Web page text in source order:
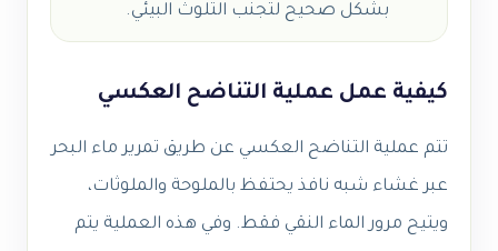
بشكل صحيح لتجنب التلوث البيئي.
كيفية عمل عملية التناضح العكسي
تتم عملية التناضح العكسي عن طريق تمرير ماء البحر
عبر غشاء شبه نافذ يحتفظ بالملوحة والملوثات،
ويتيح مرور الماء النقي فقط. وفي هذه العملية يتم